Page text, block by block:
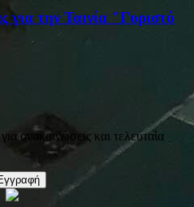
την Ταινία "Γυριστό
ανακοινώσεις και τελευταία